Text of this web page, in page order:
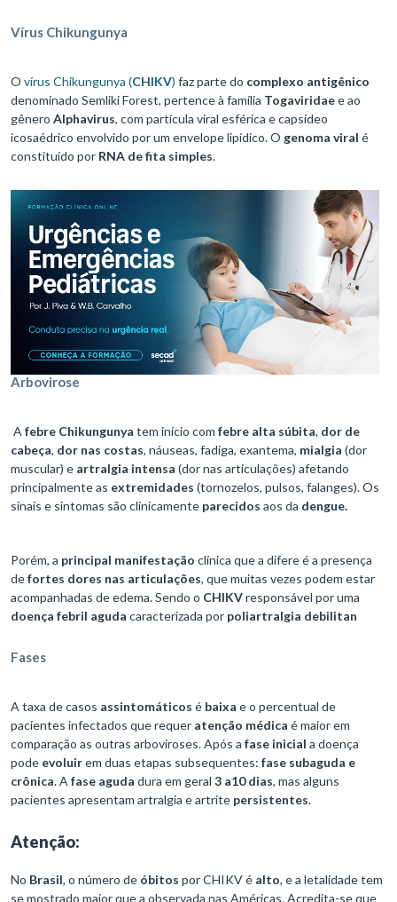
Vírus Chikungunya
O vírus Chikungunya (CHIKV) faz parte do complexo antigênico
denominado Semliki Forest, pertence à família Togaviridaee ao
gênero Alphavirus, com partícula viral esférica e capsídeo
icosaédrico envolvido por um envelope lipídico. O genoma viral é
constituído por RNA de fita simples.
Arbovirose
A febre Chikungunya tem início com febre alta súbita, dor de
cabeça, dor nas costas, náuseas, fadiga, exantema, mialgia (dor
muscular) e artralgia intensa (dor nas articulações) afetando
principalmente as extremidades (tornozelos, pulsos, falanges). Os
sinais e sintomas são clinicamente parecidos aos da dengue.
Porém, a principal manifestação clínica que a difere é a presença
defortes dores nas articulações, que muitas vezes podem estar
acompanhadas de edema. Sendo o CHIKVresponsável por uma
doença febril aguda caracterizada por poliartralgia debilitan
Fases
A taxa de casos assintomáticos é baixa e o percentual de
pacientes infectados que requer atenção médica é maior em
comparação as outras arboviroses. Após a fase inicial a doença
pode evoluirem duas etapas subsequentes: fase subaguda e
crônica. A fase aguda dura em geral 3 a10 dias, mas alguns
pacientes apresentam artralgia e artrite persistentes.
Atenção:
No Brasil, o número de óbitos por CHIKV é alto, e a letalidade tem
se mostrado maior que a observada nas Américas. Acredita-se que